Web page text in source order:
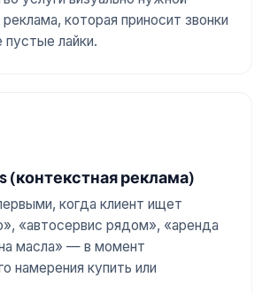
которая приносит звонки
пустые лайки.
(контекстная реклама)
когда клиент ищет
«автосервис рядом», «аренда
масла» — в момент
намерения купить или